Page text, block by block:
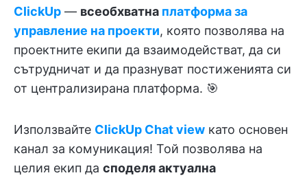
ClickUp — всеобхватна платформа за
управление на проекти, която позволява на
проектните екипи да взаимодействат, да си
сътрудничат и да празнуват постиженията си
от централизирана платформа. 🎯
Използвайте ClickUp Chat view като основен
канал за комуникация! Той позволява на
целия екип да споделя актуална